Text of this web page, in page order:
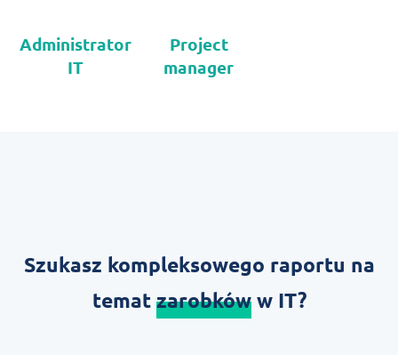
Administrator
IT
Project
manager
Szukasz kompleksowego raportu na
temat zarobkóww IT?